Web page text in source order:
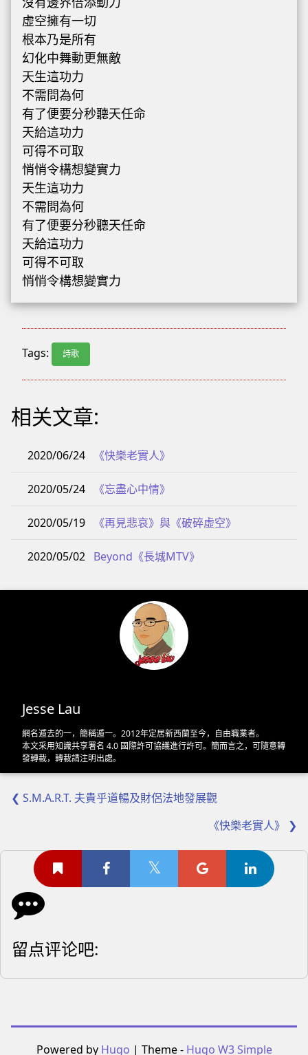
虛空擁有一切
根本乃是所有
幻化中舞動更無敵
天生這功力
不需問為何
有了便要分秒聽天任命
天給這功力
可得不可取
悄悄令構想變實力
天生這功力
不需問為何
有了便要分秒聽天任命
天給這功力
可得不可取
悄悄令構想變實力
Tags: 詩歌
相关文章:
2020/06/24 《快樂老實人》
2020/05/24 《忘盡心中情》
2020/05/19 《再見悲哀》與《破碎虛空》
2020/05/02 Beyond《長城MTV》
Jesse Lau
網名遁去的一，簡稱遁一。2012年定居新西蘭至今，自由職業者。
本文采用知識共享署名 4.0 國際許可協議進行許可。簡而言之，可隨意轉
發轉載，轉載請注明出處。
❮ S.M.A.R.T. 夫貴乎道暢及財侶法地發展觀
《快樂老實人》 ❯
留点评论吧:
Powered by Hugo | Theme - Hugo W3 Simple